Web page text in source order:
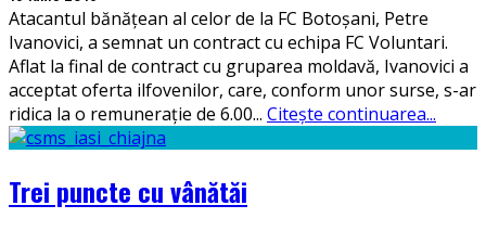
Atacantul bănățean al celor de la FC Botoșani, Petre
Ivanovici, a semnat un contract cu echipa FC Voluntari.
Aflat la final de contract cu gruparea moldavă, Ivanovici a
acceptat oferta ilfovenilor, care, conform unor surse, s-ar
ridica la o remunerație de 6.00... Citește continuarea...
Trei puncte cu vânătăi